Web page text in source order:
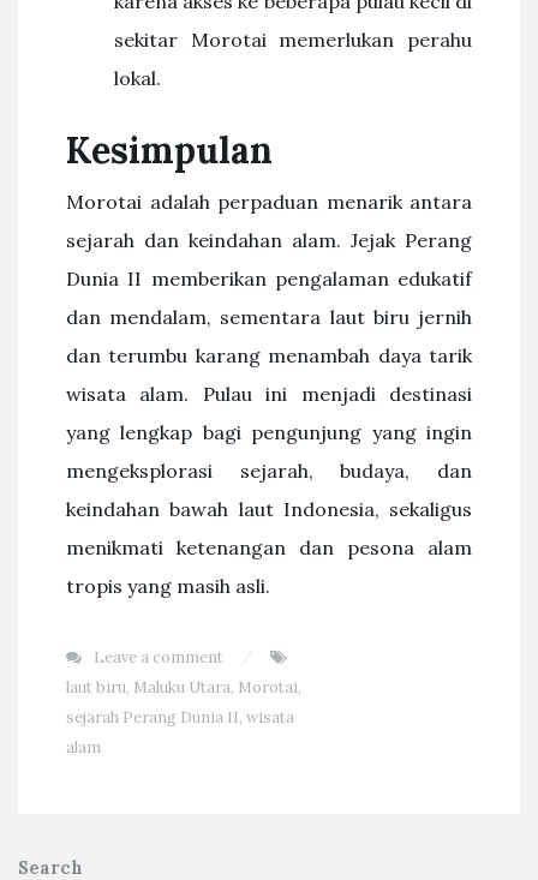
sekitar Morotai memerlukan perahu
lokal.
Kesimpulan
Morotai adalah perpaduan menarik antara
sejarah dan keindahan alam. Jejak Perang
Dunia II memberikan pengalaman edukatif
dan mendalam, sementara laut biru jernih
dan terumbu karang menambah daya tarik
wisata alam. Pulau ini menjadi destinasi
yang lengkap bagi pengunjung yang ingin
mengeksplorasi sejarah, budaya, dan
keindahan bawah laut Indonesia, sekaligus
menikmati ketenangan dan pesona alam
tropis yang masih asli.
Leave a comment
laut biru, Maluku Utara, Morotai,
sejarah Perang Dunia II, wisata
alam
Search